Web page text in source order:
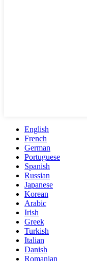
English
French
German
Portuguese
Spanish
Russian
Japanese
Korean
Arabic
Irish
Greek
Turkish
Italian
Danish
Romanian